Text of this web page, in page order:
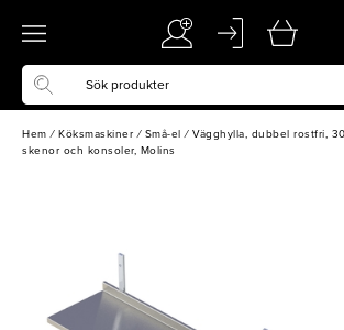
Hem / Köksmaskiner / Små-el / Vägghylla, dubbel rostfri,
skenor och konsoler, Molins